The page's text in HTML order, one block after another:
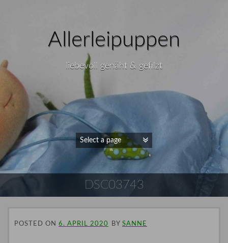
Allerleipuppen
liebevoll genäht & gefilzt
DSC03743
POSTED ON 6. APRIL 2020 BY SANNE